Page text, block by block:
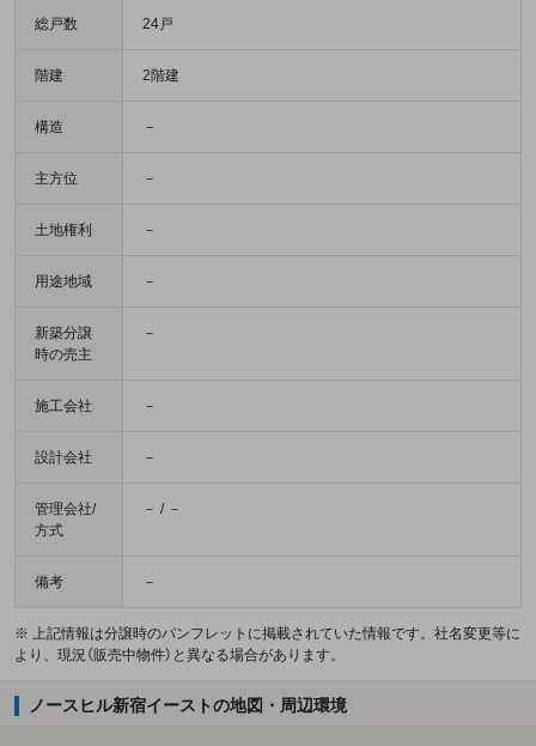
総戸数 24戸
階建 2階建
構造 －
主方位 －
土地権利 －
用途地域 －
新築分譲
時の売主
－
施工会社 －
設計会社 －
管理会社/
方式
－ / －
備考 －
※ 上記情報は分譲時のパンフレットに掲載されていた情報です。社名変更等に
より、現況（販売中物件）と異なる場合があります。
ノースヒル新宿イーストの地図・周辺環境